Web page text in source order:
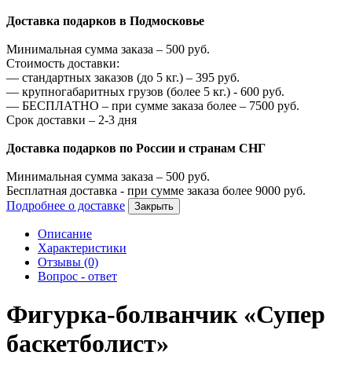
Доставка подарков в Подмосковье
Минимальная сумма заказа – 500 руб.
Стоимость доставки:
— стандартных заказов (до 5 кг.) – 395 руб.
— крупногабаритных грузов (более 5 кг.) - 600 руб.
— БЕСПЛАТНО – при сумме заказа более – 7500 руб.
Срок доставки – 2-3 дня
Доставка подарков по России и странам СНГ
Минимальная сумма заказа – 500 руб.
Бесплатная доставка - при сумме заказа более 9000 руб.
Подробнее о доставке
Закрыть
Описание
Характеристики
Отзывы (0)
Вопрос - ответ
Фигурка-болванчик «Супер
баскетболист»